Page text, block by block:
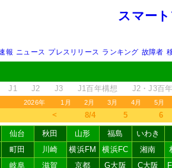
スマー
報 ニュース プレスリリース ランキング 故障者
J1 J2 J3 J1百年構想 J2・J3百
2026年 1月 2月 3月 4月 5月
＜ 8/4 5 6
仙台 秋田 山形 福島
いわき
町田 川崎 横浜FM 横浜FC 湘南
岐阜 滋賀 京都 G大阪 C大阪